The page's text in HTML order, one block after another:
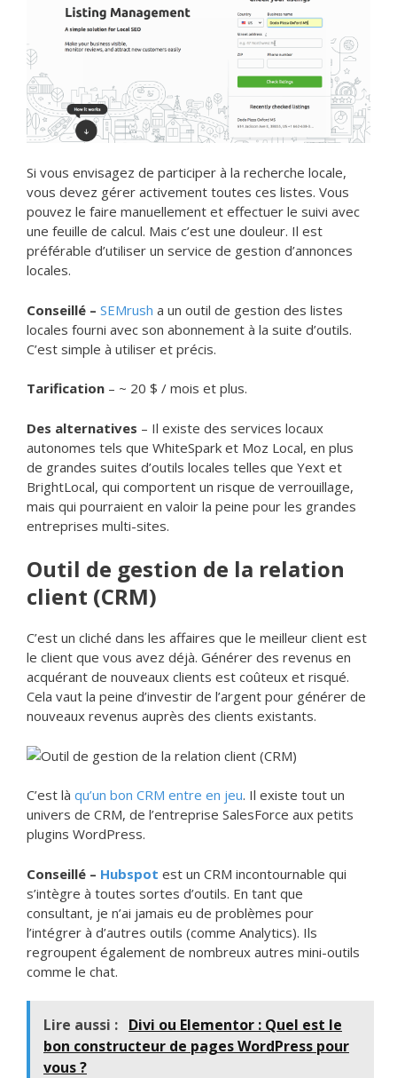
Si vous envisagez de participer à la recherche locale,
vous devez gérer activement toutes ces listes. Vous
pouvez le faire manuellement et effectuer le suivi avec
une feuille de calcul. Mais c’est une douleur. Il est
préférable d’utiliser un service de gestion d’annonces
locales.
Conseillé – SEMrush a un outil de gestion des listes
locales fourni avec son abonnement à la suite d’outils.
C’est simple à utiliser et précis.
Tarification – ~ 20 $ / mois et plus.
Des alternatives – Il existe des services locaux
autonomes tels que WhiteSpark et Moz Local, en plus
de grandes suites d’outils locales telles que Yext et
BrightLocal, qui comportent un risque de verrouillage,
mais qui pourraient en valoir la peine pour les grandes
entreprises multi-sites.
Outil de gestion de la relation
client (CRM)
C’est un cliché dans les affaires que le meilleur client est
le client que vous avez déjà. Générer des revenus en
acquérant de nouveaux clients est coûteux et risqué.
Cela vaut la peine d’investir de l’argent pour générer de
nouveaux revenus auprès des clients existants.
C’est là qu’un bon CRM entre en jeu. Il existe tout un
univers de CRM, de l’entreprise SalesForce aux petits
plugins WordPress.
Conseillé – Hubspot est un CRM incontournable qui
s’intègre à toutes sortes d’outils. En tant que
consultant, je n’ai jamais eu de problèmes pour
l’intégrer à d’autres outils (comme Analytics). Ils
regroupent également de nombreux autres mini-outils
comme le chat.
Lire aussi : Divi ou Elementor : Quel est le
bon constructeur de pages WordPress pour
vous ?